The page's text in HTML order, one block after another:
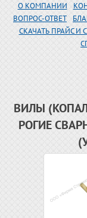
О КОМПАНИИ
ВОПРОС-ОТВЕТ
СКАЧАТЬ ПРАЙС
ВИЛЫ
РОГИЕ